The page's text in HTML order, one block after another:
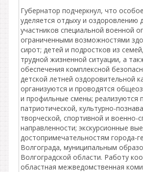
Губернатор подчеркнул, что
уделяется отдыху и оздоровлению
участников специальной военной
ограниченными возможностями
сирот; детей и подростков из
трудной жизненной ситуации, а
обеспечения комплексной
детской летней оздоровительной
организуются и проводятся
и профильные смены; реализуются
патриотической, культурно-
творческой, спортивной и военно-
направленности; экскурсионные
достопримечательностям города-
Волгограда, муниципальным
Волгоградской области. Работу
областная межведомственная